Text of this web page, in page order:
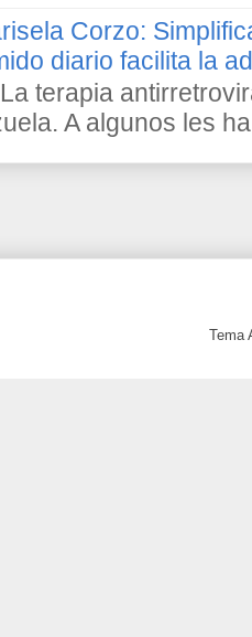
Corzo:
diario facilita la
terapia
A algunos les
Tema